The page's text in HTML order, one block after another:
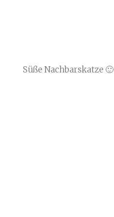
Süße Nachbarskatze 🙂